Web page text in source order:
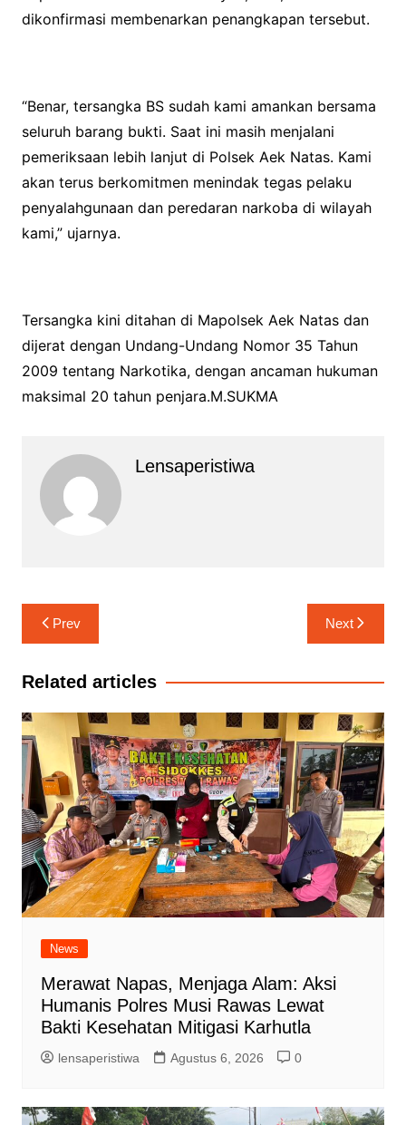
dikonfirmasi membenarkan penangkapan tersebut.
“Benar, tersangka BS sudah kami amankan bersama
seluruh barang bukti. Saat ini masih menjalani
pemeriksaan lebih lanjut di Polsek Aek Natas. Kami
akan terus berkomitmen menindak tegas pelaku
penyalahgunaan dan peredaran narkoba di wilayah
kami,” ujarnya.
Tersangka kini ditahan di Mapolsek Aek Natas dan
dijerat dengan Undang-Undang Nomor 35 Tahun
2009 tentang Narkotika, dengan ancaman hukuman
maksimal 20 tahun penjara.M.SUKMA
Lensaperistiwa
Navigasi
pos
Prev Next
Related articles
News
Merawat Napas, Menjaga Alam: Aksi
Humanis Polres Musi Rawas Lewat
Bakti Kesehatan Mitigasi Karhutla
lensaperistiwa Agustus 6, 2026 0